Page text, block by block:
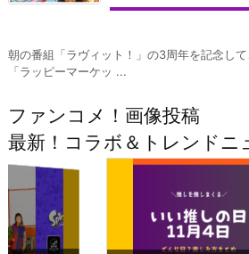
朝の番組「ラヴィット！」の3周年を記念し
「ラッピーマーケッ ...
ファンコメ！画像投稿
最新！コラボ＆トレンドニ